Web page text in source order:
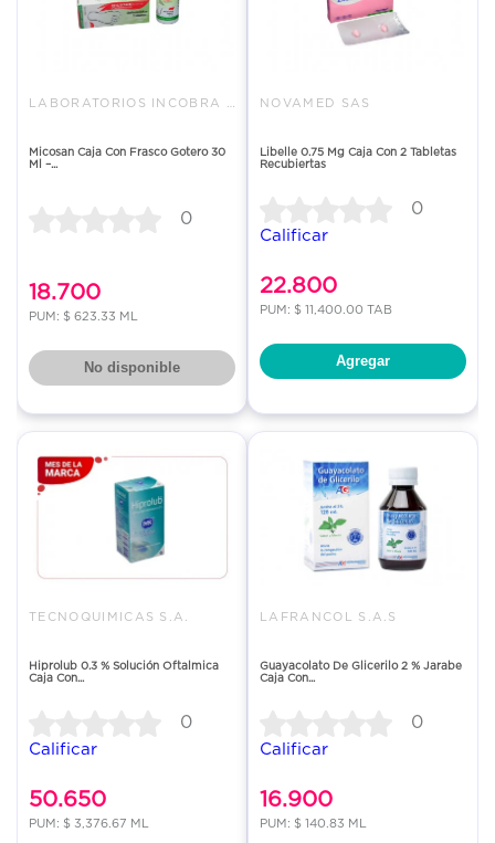
Micosan Caja Con Frasco Gotero 30
Ml –...
0
18.700
PUM: $ 623.33 ML
No disponible
NOVAMED SAS
Libelle 0.75 Mg Caja Con 2 Tabletas
Recubiertas
0
Calificar
22.800
PUM: $ 11,400.00 TAB
Agregar
TECNOQUIMICAS S.A.
Hiprolub 0.3 % Solución Oftalmica
Caja Con...
0
Calificar
50.650
PUM: $ 3,376.67 ML
LAFRANCOL S.A.S
Guayacolato De Glicerilo 2 % Jarabe
Caja Con...
0
Calificar
16.900
PUM: $ 140.83 ML